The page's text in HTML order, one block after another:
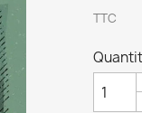
TTC